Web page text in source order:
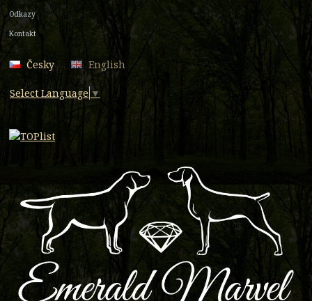
Odkazy
Kontakt
Česky English
Select Language ▼